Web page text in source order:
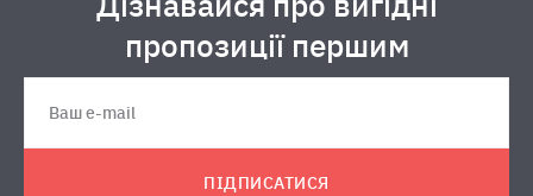
пропозиції першим
ПІДПИСАТИСЯ